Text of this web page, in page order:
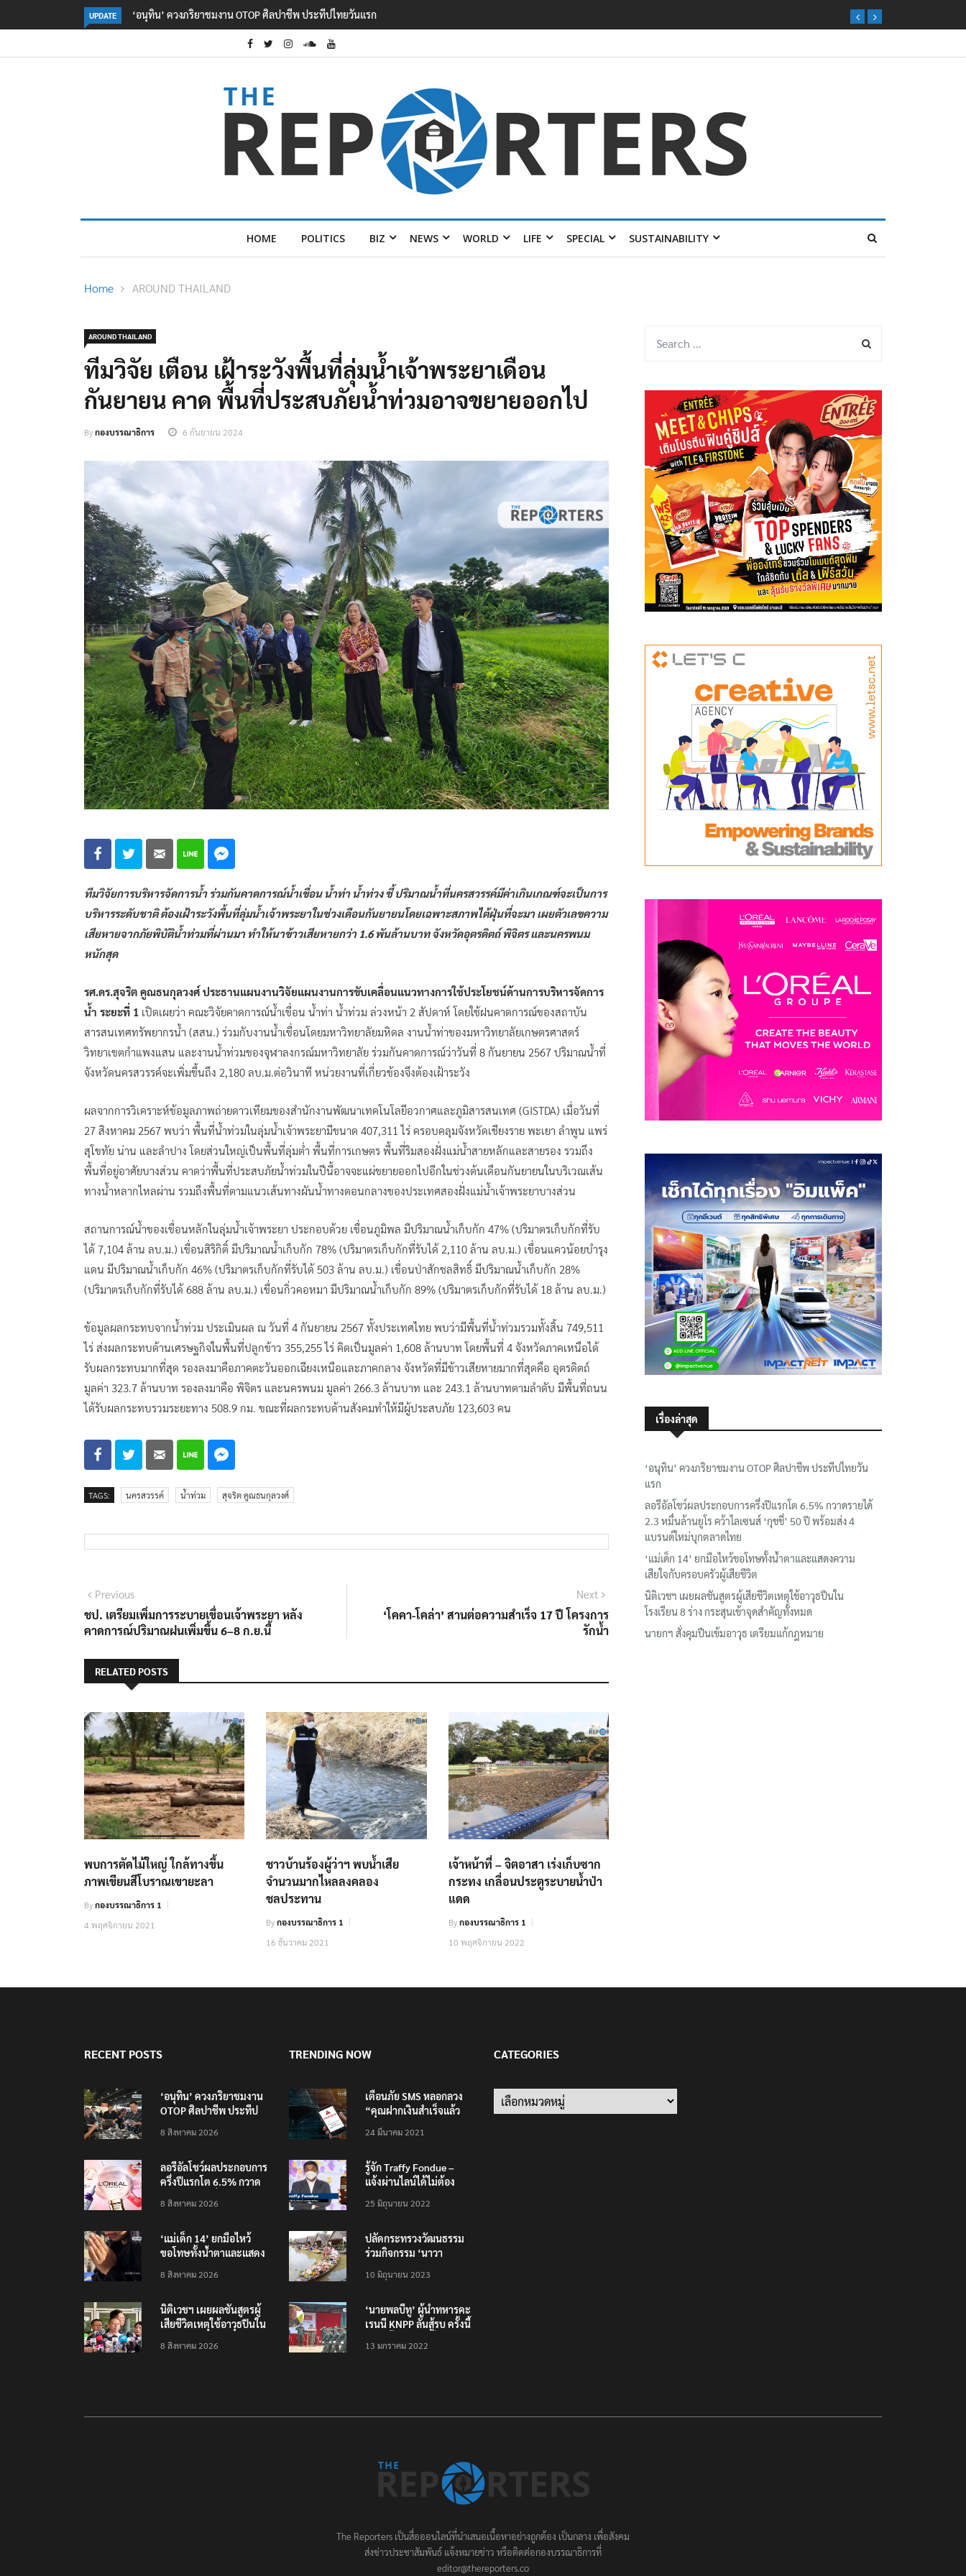
UPDATE ลอรีอัลโชว์ผลประกอบการครึ่งปีแรกโต 6.5% กวาดรายได้ 2.3 หมื่นล้านยูโร คว้าไลเซนส์ ‘กุชชี่’ 50 ปี พร้อมส่ง 4 แบรนด์ใหม่บุกตลาดไทย
HOME POLITICS BIZ NEWS WORLD LIFE SPECIAL SUSTAINABILITY
Home AROUND THAILAND
AROUND THAILAND
ทีมวิจัย เตือน เฝ้าระวังพื้นที่ลุ่มน้ำเจ้าพระยาเดือน
กันยายน คาด พื้นที่ประสบภัยน้ำท่วมอาจขยายออกไป
Byกองบรรณาธิการ 6 กันยายน 2024
ทีมวิจัยการบริหารจัดการน้ำ ร่วมกันคาดการณ์น้ำเขื่อน น้ำท่า น้ำท่วง ชี้ ปริมาณน้ำที่นครสวรรค์มีค่าเกินเกณฑ์จะเป็นการ
บริหารระดับชาติ ต้องเฝ้าระวังพื้นที่ลุ่มน้ำเจ้าพระยาในช่วงเดือนกันยายนโดยเฉพาะสภาพไต้ฝุ่นที่จะมา เผยตัวเลขความ
เสียหายจากภัยพิบัติน้ำท่วมที่ผ่านมา ทำให้นาข้าวเสียหายกว่า 1.6 พันล้านบาท จังหวัดอุตรดิตถ์ พิจิตร และนครพนม
หนักสุด
รศ.ดร.สุจริต คูณธนกุลวงศ์ ประธานแผนงานวิจัยแผนงานการขับเคลื่อนแนวทางการใช้ประโยชน์ด้านการบริหารจัดการ
น้ำ ระยะที่ 1 เปิดเผยว่า คณะวิจัยคาดการณ์น้ำเขื่อน น้ำท่า น้ำท่วม ล่วงหน้า 2 สัปดาห์ โดยใช้ฝนคาดการณ์ของสถาบัน
สารสนเทศทรัพยากรน้ำ (สสน.) ร่วมกับงานน้ำเขื่อนโดยมหาวิทยาลัยมหิดล งานน้ำท่าของมหาวิทยาลัยเกษตรศาสตร์
วิทยาเขตกำแพงแสน และงานน้ำท่วมของจุฬาลงกรณ์มหาวิทยาลัย ร่วมกันคาดการณ์ว่าวันที่ 8 กันยายน 2567 ปริมาณน้ำที่
จังหวัดนครสวรรค์จะเพิ่มขึ้นถึง 2,180 ลบ.ม.ต่อวินาที หน่วยงานที่เกี่ยวข้องจึงต้องเฝ้าระวัง
ผลจากการวิเคราะห์ข้อมูลภาพถ่ายดาวเทียมของสำนักงานพัฒนาเทคโนโลยีอวกาศและภูมิสารสนเทศ (GISTDA) เมื่อวันที่
27 สิงหาคม 2567 พบว่า พื้นที่น้ำท่วมในลุ่มน้ำเจ้าพระยามีขนาด 407,311 ไร่ ครอบคลุมจังหวัดเชียงราย พะเยา ลำพูน แพร่
สุโขทัย น่าน และลำปาง โดยส่วนใหญ่เป็นพื้นที่ลุ่มต่ำ พื้นที่การเกษตร พื้นที่ริมสองฝั่งแม่น้ำสายหลักและสายรอง รวมถึง
พื้นที่อยู่อาศัยบางส่วน คาดว่าพื้นที่ประสบภัยน้ำท่วมในปีนี้อาจจะแผ่ขยายออกไปอีกในช่วงต้นเดือนกันยายนในบริเวณเส้น
ทางน้ำหลากไหลผ่าน รวมถึงพื้นที่ตามแนวเส้นทางผันน้ำทางตอนกลางของประเทศสองฝั่งแม่น้ำเจ้าพระยาบางส่วน
สถานการณ์น้ำของเขื่อนหลักในลุ่มน้ำเจ้าพระยา ประกอบด้วย เขื่อนภูมิพล มีปริมาณน้ำเก็บกัก 47% (ปริมาตรเก็บกักที่รับ
ได้ 7,104 ล้าน ลบ.ม.) เขื่อนสิริกิติ์ มีปริมาณน้ำเก็บกัก 78% (ปริมาตรเก็บกักที่รับได้ 2,110 ล้าน ลบ.ม.) เขื่อนแควน้อยบำรุง
แดน มีปริมาณน้ำเก็บกัก 46% (ปริมาตรเก็บกักที่รับได้ 503 ล้าน ลบ.ม.) เขื่อนป่าสักชลสิทธิ์ มีปริมาณน้ำเก็บกัก 28%
(ปริมาตรเก็บกักที่รับได้ 688 ล้าน ลบ.ม.) เขื่อนกิ่วคอหมา มีปริมาณน้ำเก็บกัก 89% (ปริมาตรเก็บกักที่รับได้ 18 ล้าน ลบ.ม.)
ข้อมูลผลกระทบจากน้ำท่วม ประเมินผล ณ วันที่ 4 กันยายน 2567 ทั้งประเทศไทย พบว่ามีพื้นที่น้ำท่วมรวมทั้งสิ้น 749,511
ไร่ ส่งผลกระทบด้านเศรษฐกิจในพื้นที่ปลูกข้าว 355,255 ไร่ คิดเป็นมูลค่า 1,608 ล้านบาท โดยพื้นที่ 4 จังหวัดภาคเหนือได้
รับผลกระทบมากที่สุด รองลงมาคือภาคตะวันออกเฉียงเหนือและภาคกลาง จังหวัดที่มีข้าวเสียหายมากที่สุดคือ อุตรดิตถ์
มูลค่า 323.7 ล้านบาท รองลงมาคือ พิจิตร และนครพนม มูลค่า 266.3 ล้านบาท และ 243.1 ล้านบาทตามลำดับ มีพื้นที่ถนน
ได้รับผลกระทบรวมระยะทาง 508.9 กม. ขณะที่ผลกระทบด้านสังคมทำให้มีผู้ประสบภัย 123,603 คน
TAGS: นครสวรรค์ น้ำท่วม สุจริต คูณธนกุลวงศ์
แนะแนว
เรื่อง
PreviousPrevious
post:
ชป. เตรียมเพิ่มการระบายเขื่อนเจ้าพระยา หลัง
คาดการณ์ปริมาณฝนเพิ่มขึ้น 6–8 ก.ย.นี้
Next
post:
‘โคคา-โคล่า’ สานต่อความสำเร็จ 17 ปี โครงการ
รักน้ำ
RELATED POSTS
พบการตัดไม้ใหญ่ ใกล้ทางขึ้น
ภาพเขียนสีโบราณเขายะลา
Byกองบรรณาธิการ 1
4 พฤศจิกายน 2021
ชาวบ้านร้องผู้ว่าฯ พบน้ำเสีย
จำนวนมากไหลลงคลอง
ชลประทาน
Byกองบรรณาธิการ 1
16 ธันวาคม 2021
เจ้าหน้าที่ – จิตอาสา เร่งเก็บซาก
กระทง เกลื่อนประตูระบายน้ำป่า
แดด
Byกองบรรณาธิการ 1
10 พฤศจิกายน 2022
เรื่องล่าสุด
‘อนุทิน’ ควงภริยาชมงาน OTOP ศิลปาชีพ ประทีปไทยวัน
แรก
ลอรีอัลโชว์ผลประกอบการครึ่งปีแรกโต 6.5% กวาดรายได้
2.3 หมื่นล้านยูโร คว้าไลเซนส์ ‘กุชชี่’ 50 ปี พร้อมส่ง 4
แบรนด์ใหม่บุกตลาดไทย
‘แม่เด็ก 14’ ยกมือไหว้ขอโทษทั้งน้ำตาและแสดงความ
เสียใจกับครอบครัวผู้เสียชีวิต
นิติเวชฯ เผยผลชันสูตรผู้เสียชีวิตเหตุใช้อาวุธปืนใน
โรงเรียน 8 ร่าง กระสุนเข้าจุดสำคัญทั้งหมด
นายกฯ สั่งคุมปืนเข้มอาวุธ เตรียมแก้กฎหมาย
RECENT POSTS
‘อนุทิน’ ควงภริยาชมงาน
OTOP ศิลปาชีพ ประทีป
8 สิงหาคม 2026
ลอรีอัลโชว์ผลประกอบการ
ครึ่งปีแรกโต 6.5% กวาด
คว้าไลเซนส์ ‘กุชชี่’ 50 ปี
ตลาดไทย
8 สิงหาคม 2026
‘แม่เด็ก 14’ ยกมือไหว้
ขอโทษทั้งน้ำตาและแสดง
เสียชีวิต
8 สิงหาคม 2026
นิติเวชฯ เผยผลชันสูตรผู้
เสียชีวิตเหตุใช้อาวุธปืนใน
จุดสำคัญทั้งหมด
8 สิงหาคม 2026
TRENDING NOW
เตือนภัย SMS หลอกลวง
“คุณฝากเงินสำเร็จแล้ว
200,000 บาท”
24 มีนาคม 2021
รู้จัก Traffy Fondue –
แจ้งผ่านไลน์ได้ไม่ต้อง
ทั่วไทย ไม่ใช่แค่ในกรุง
25 มิถุนายน 2022
ปลัดกระทรวงวัฒนธรรม
ร่วมกิจกรรม ‘นาวา
ตักบาตรทางน้ำ
10 มิถุนายน 2023
‘นายพลบีทู’ ผู้นำทหารคะ
เรนนี KNPP ลั่นสู้รบ ครั้งนี้
ประชาชนต้องชนะ
13 มกราคม 2022
CATEGORIES
Categories
The Reporters เป็นสื่อออนไลน์ที่นำเสนอเนื้อหาอย่างถูกต้อง เป็นกลาง เพื่อสังคม
ส่งข่าวประชาสัมพันธ์ แจ้งหมายข่าว หรือติดต่อกองบรรณาธิการที่
editor@thereporters.co